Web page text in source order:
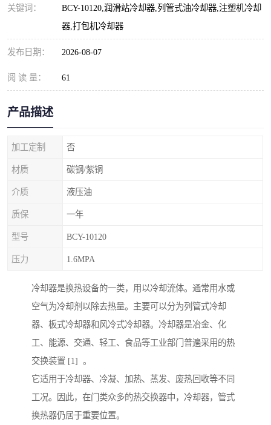
关键词：
BCY-10120,润滑站冷却器,列管式油冷却器,注塑机冷却
器,打包机冷却器
发布日期： 2026-08-07
阅 读 量： 61
产品描述
加工定制 否
材质 碳钢/紫铜
介质 液压油
质保 一年
型号 BCY-10120
压力 1.6MPA
冷却器是换热设备的一类，用以冷却流体。通常用水或
空气为冷却剂以除去热量。主要可以分为列管式冷却
器、板式冷却器和风冷式冷却器。冷却器是冶金、化
工、能源、交通、轻工、食品等工业部门普遍采用的热
交换装置 [1] 。
它适用于冷却器、冷凝、加热、蒸发、废热回收等不同
工况。因此，在门类众多的热交换器中，冷却器，管式
换热器仍居于重要位置。